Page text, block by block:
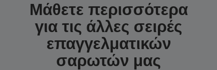
Μάθετε περισσότερα
για τις άλλες σειρές
επαγγελματικών
σαρωτών μας